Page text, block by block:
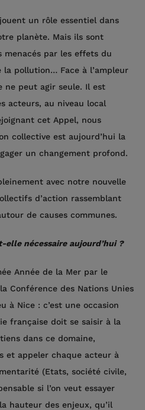
un rôle essentiel dans
planète. Mais ils sont
menacés par les effets du
pollution… Face à l’ampleur
ne peut agir seule. Il est
acteurs, au niveau local
cet Appel, nous
collective est aujourd’hui la
un changement profond.
avec notre nouvelle
d’action rassemblant
de causes communes.
nécessaire aujourd’hui ?
Année de la Mer par le
Conférence des Nations Unies
à Nice : c’est une occasion
française doit se saisir à la
dans ce domaine,
et appeler chaque acteur à
(Etats, société civile,
si l’on veut essayer
hauteur des enjeux, qu’il